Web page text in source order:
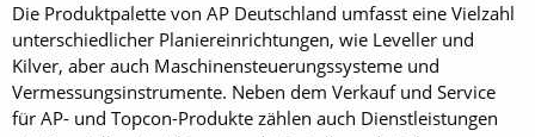
Die Produktpalette von AP Deutschland umfasst eine Vielzahl
unterschiedlicher Planiereinrichtungen, wie Leveller und
Kilver, aber auch Maschinensteuerungssysteme und
Vermessungsinstrumente. Neben dem Verkauf und Service
für AP- und Topcon-Produkte zählen auch Dienstleistungen